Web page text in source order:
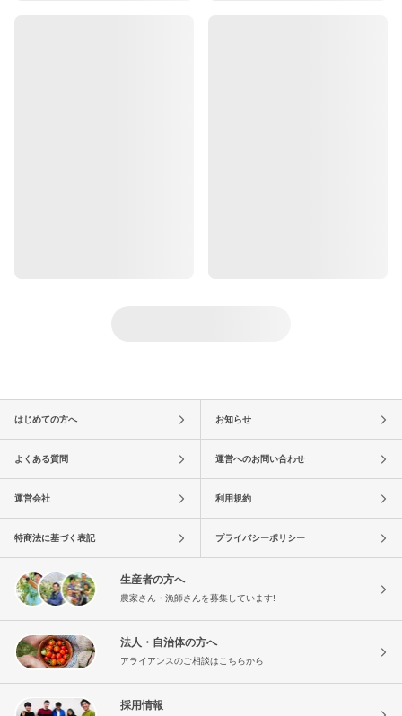
はじめての方へ お知らせ
よくある質問 運営へのお問い合わせ
運営会社 利用規約
特商法に基づく表記 プライバシーポリシー
生産者の方へ
農家さん・漁師さんを募集しています!
法人・自治体の方へ
アライアンスのご相談はこちらから
採用情報